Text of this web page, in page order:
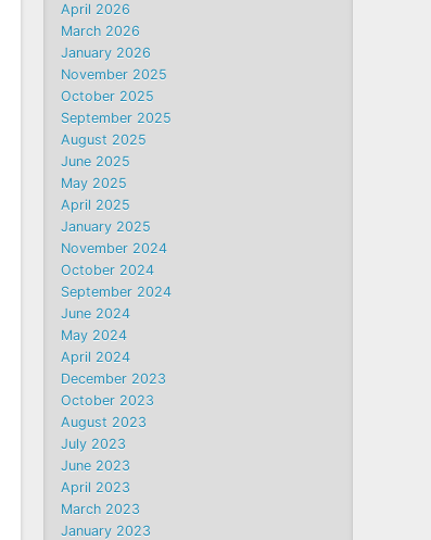
April 2026
March 2026
January 2026
November 2025
October 2025
September 2025
August 2025
June 2025
May 2025
April 2025
January 2025
November 2024
October 2024
September 2024
June 2024
May 2024
April 2024
December 2023
October 2023
August 2023
July 2023
June 2023
April 2023
March 2023
January 2023